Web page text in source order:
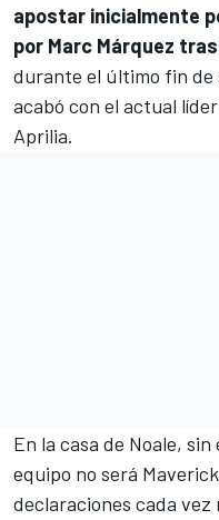
apostar inicialmente
por Marc Márquez tras
durante el último fin de
acabó con el actual
Aprilia.
En la casa de Noale,
equipo no será
declaraciones cada vez